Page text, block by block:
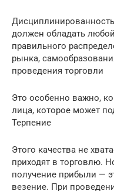
должен обладать
правильного
рынка,
проведения торговли
Это особенно важно,
лица, которое может
Терпение
Этого качества не
приходят в торговлю.
получение прибыли —
везение. При